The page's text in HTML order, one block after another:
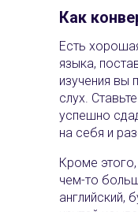
Как
Есть
языка,
изучения вы
слух.
успешно
на себя и
Кроме
чем-то
английский,